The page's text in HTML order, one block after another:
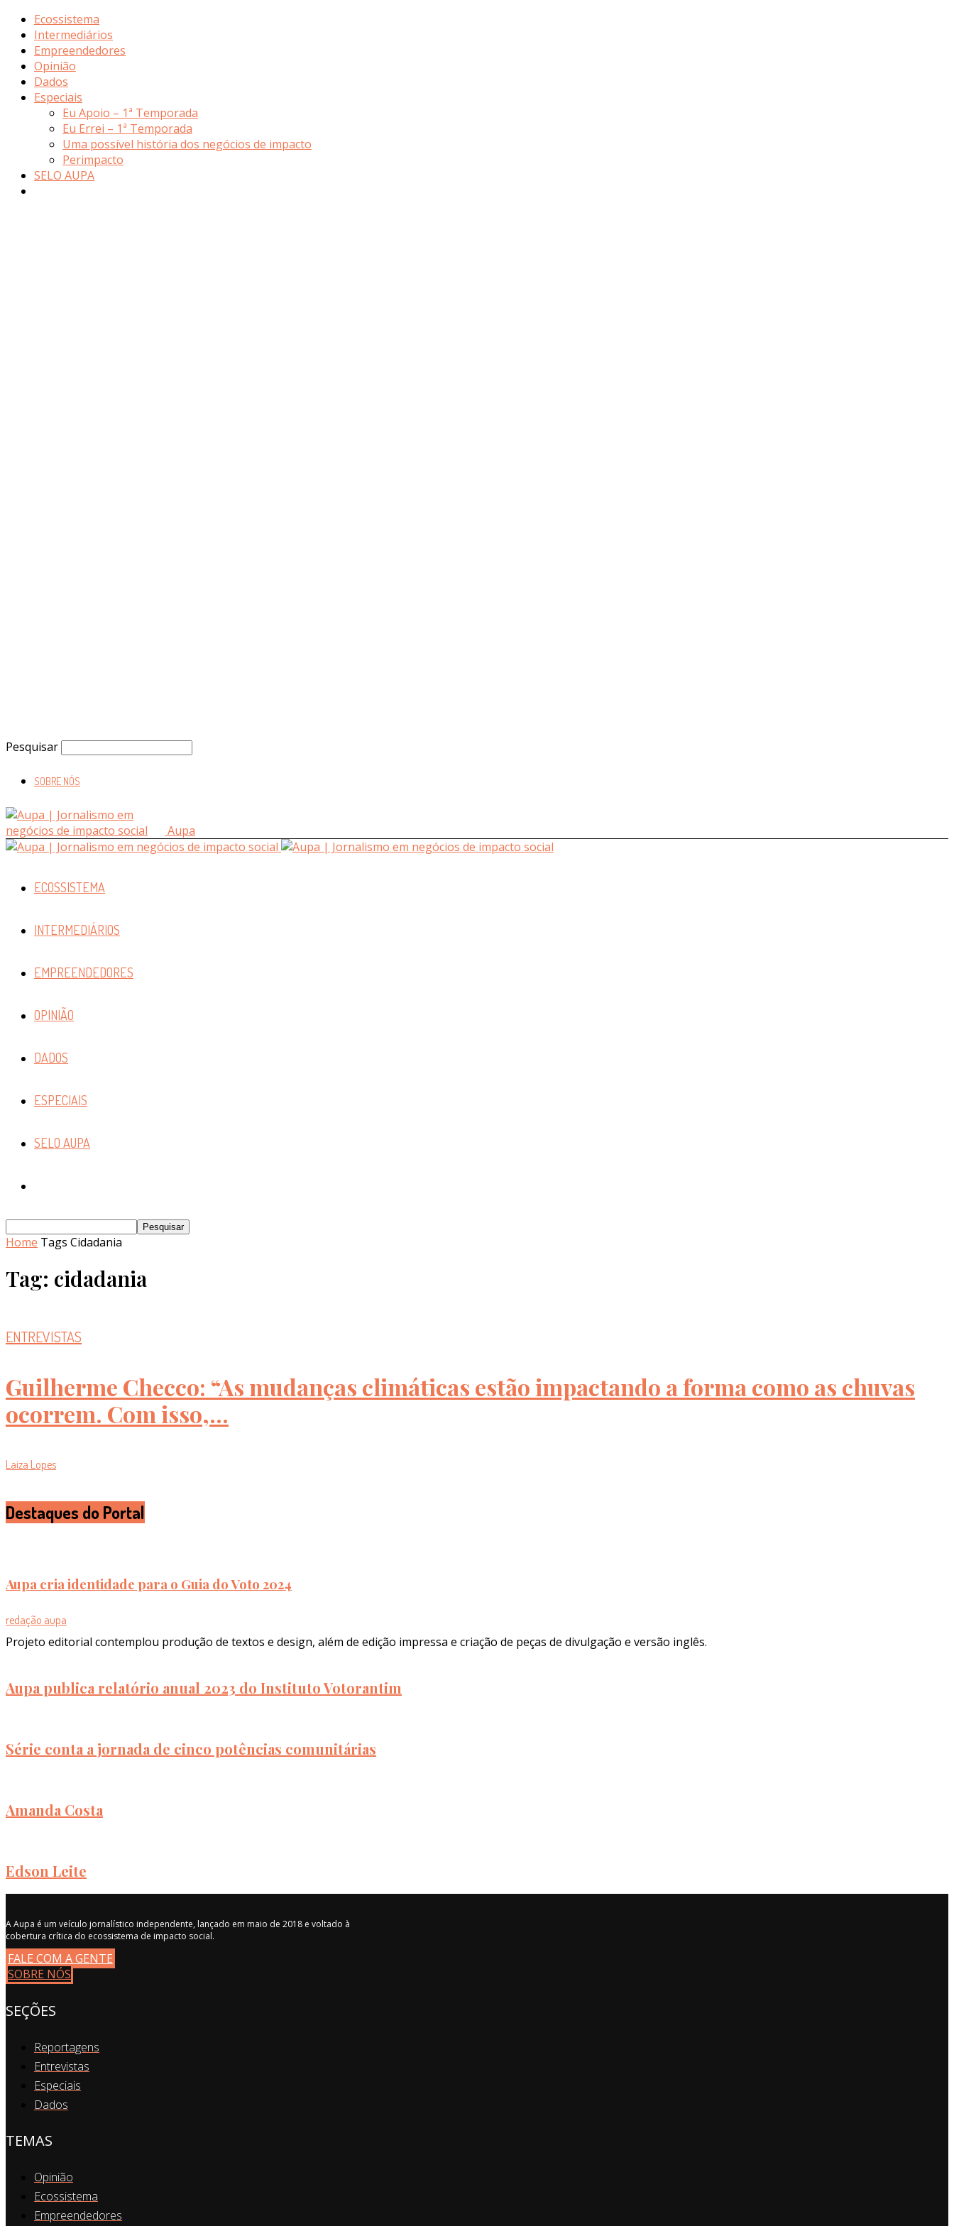
Ecossistema
Intermediários
Empreendedores
Opinião
Dados
Especiais
Eu Apoio – 1ª Temporada
Eu Errei – 1ª Temporada
Uma possível história dos negócios de impacto
Perimpacto
SELO AUPA
Pesquisar
SOBRE NÓS
Aupa
ECOSSISTEMA
INTERMEDIÁRIOS
EMPREENDEDORES
OPINIÃO
DADOS
ESPECIAIS
SELO AUPA
Home Tags Cidadania
Tag: cidadania
ENTREVISTAS
Guilherme Checco: “As mudanças climáticas estão impactando a forma como as chuvas
ocorrem. Com isso,...
Laiza Lopes
Destaques do Portal
Aupa cria identidade para o Guia do Voto 2024
redação aupa
Projeto editorial contemplou produção de textos e design, além de edição impressa e criação de peças de divulgação e versão inglês.
Aupa publica relatório anual 2023 do Instituto Votorantim
Série conta a jornada de cinco potências comunitárias
Amanda Costa
Edson Leite
A Aupa é um veículo jornalístico independente, lançado em maio de 2018 e voltado à
cobertura crítica do ecossistema de impacto social.
FALE COM A GENTE
SOBRE NÓS
SEÇÕES
Reportagens
Entrevistas
Especiais
Dados
TEMAS
Opinião
Ecossistema
Empreendedores